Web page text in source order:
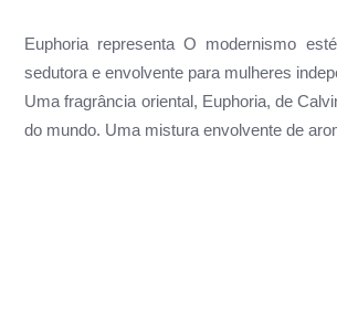
Euphoria representa O modernismo
sedutora e envolvente para mulheres
Uma fragrância oriental, Euphoria, de
do mundo. Uma mistura envolvente de